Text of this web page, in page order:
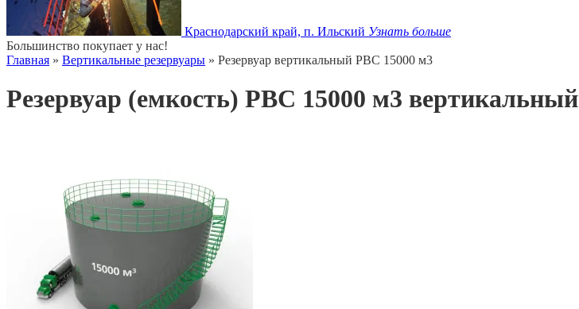
Краснодарский край, п. Ильский Узнать больше
Большинство покупает у нас!
Главная » Вертикальные резервуары » Резервуар вертикальный РВС 15000 м3
Резервуар (емкость) РВС 15000 м3 вертикальный